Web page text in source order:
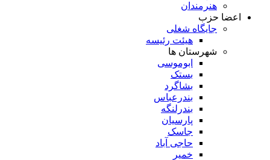
هنرمندان
اعضا حزب
جایگاه شغلی
هیئت رئیسه
شهرستان ها
ابوموسی
بستک
بشاگرد
بندرعباس
بندرلنگه
پارسیان
جاسک
حاجی آباد
خمیر